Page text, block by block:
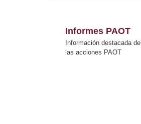
Informes PAOT
Información destacada de
las acciones PAOT